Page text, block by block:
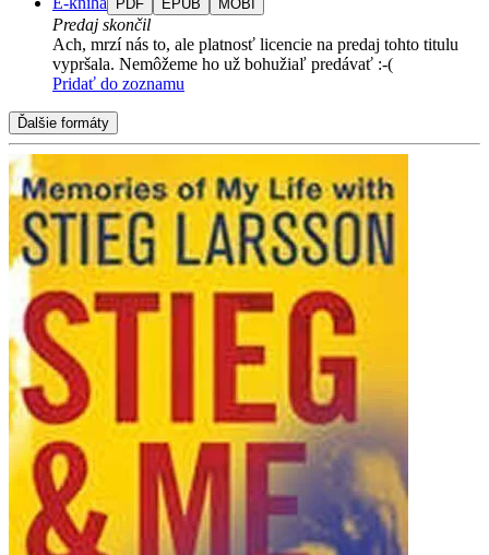
PDF EPUB MOBI
Predaj skončil
Ach, mrzí nás to, ale platnosť licencie na predaj tohto titulu
vypršala. Nemôžeme ho už bohužiaľ predávať :-(
Pridať do zoznamu
Ďalšie formáty